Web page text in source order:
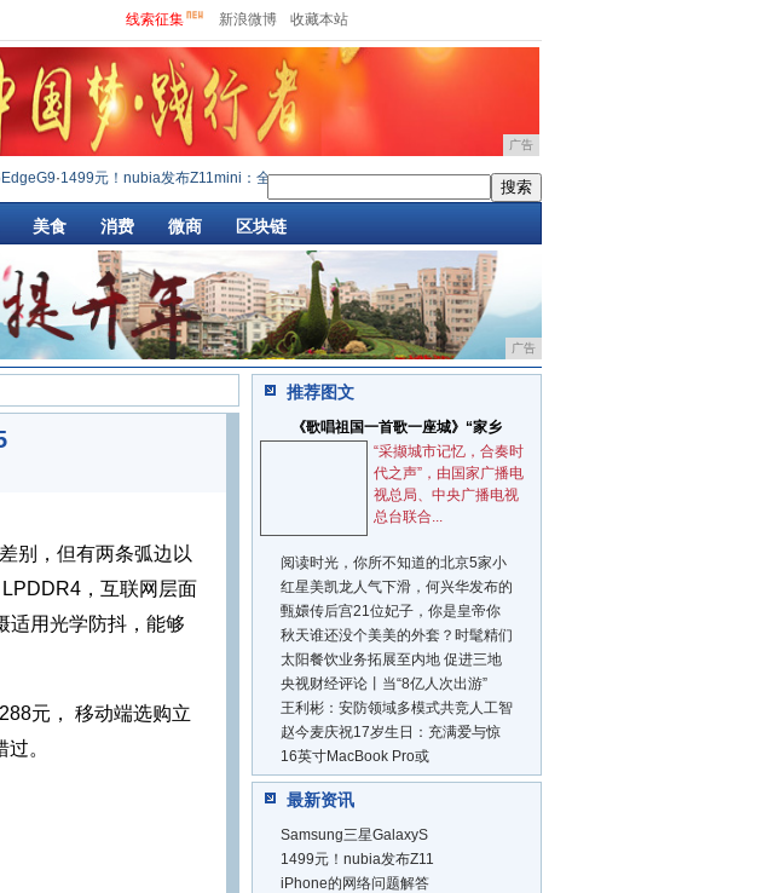
线索征集 新浪微博 收藏本站
广告
·1499元！nubia发布Z11mini：全网·iPhone的网络问题解答·全球最薄升级4G网络ELIFES5
美食 消费 微商 区块链
广告
别，但有两条弧边以
，互联网层面
适用光学防抖，能够
元， 移动端选购立
。
推荐图文
《歌唱祖国一首歌一座城》“家乡
“采撷城市记忆，合奏时
代之声”，由国家广播电
视总局、中央广播电视
总台联合...
阅读时光，你所不知道的北京5家小
红星美凯龙人气下滑，何兴华发布的
甄嬛传后宫21位妃子，你是皇帝你
秋天谁还没个美美的外套？时髦精们
太阳餐饮业务拓展至内地 促进三地
央视财经评论丨当“8亿人次出游”
王利彬：安防领域多模式共竞人工智
赵今麦庆祝17岁生日：充满爱与惊
16英寸MacBook Pro或
最新资讯
Samsung三星GalaxyS
1499元！nubia发布Z11
iPhone的网络问题解答